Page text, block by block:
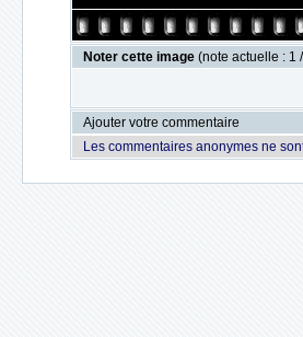
Noter cette image (note actuelle : 1
Ajouter votre commentaire
Les commentaires anonymes ne